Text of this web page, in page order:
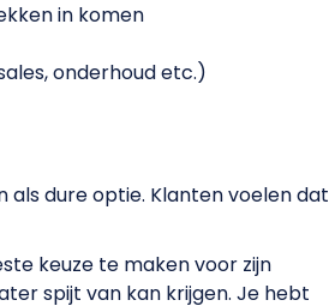
in komen
onderhoud etc.)
dure optie. Klanten voelen dat
keuze te maken voor zijn
spijt van kan krijgen. Je hebt